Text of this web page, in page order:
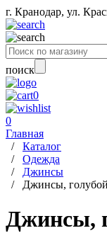
г. Кранодар, ул.
поиск
0
0
Главная
/ Каталог
/ Одежда
/ Джинсы
/ Джинсы,
Джинсы,